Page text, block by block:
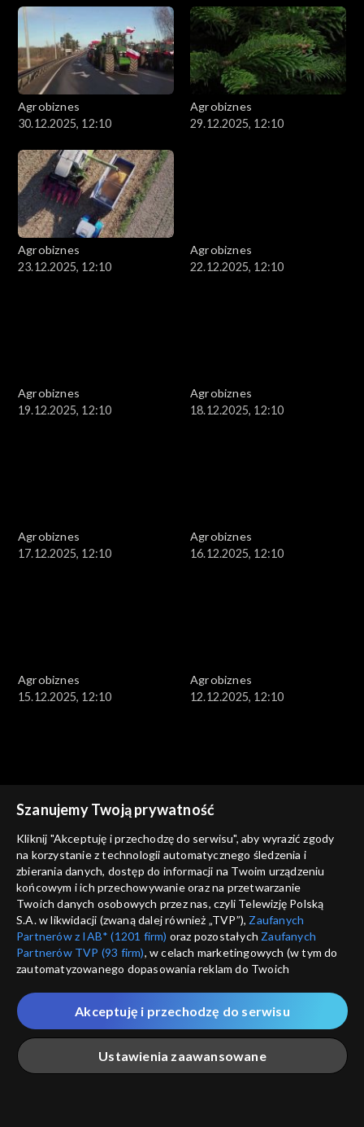
Agrobiznes
30.12.2025, 12:10
Agrobiznes
29.12.2025, 12:10
Agrobiznes
23.12.2025, 12:10
Agrobiznes
22.12.2025, 12:10
Agrobiznes
19.12.2025, 12:10
Agrobiznes
18.12.2025, 12:10
Agrobiznes
17.12.2025, 12:10
Agrobiznes
16.12.2025, 12:10
Agrobiznes
15.12.2025, 12:10
Agrobiznes
12.12.2025, 12:10
11.12.2025, 12:10
10.12.2025, 12:10
Agrobiznes
Agrobiznes
Szanujemy Twoją prywatność
Kliknij "Akceptuję i przechodzę do serwisu", aby wyrazić zgody
na korzystanie z technologii automatycznego śledzenia i
zbierania danych, dostęp do informacji na Twoim urządzeniu
końcowym i ich przechowywanie oraz na przetwarzanie
Twoich danych osobowych przez nas, czyli Telewizję Polską
S.A. w likwidacji (zwaną dalej również „TVP”), Zaufanych
Partnerów z IAB* (1201 firm) oraz pozostałych Zaufanych
Partnerów TVP (93 firm), w celach marketingowych (w tym do
zautomatyzowanego dopasowania reklam do Twoich
które wskazujemy poniżej, a także zgody na udostępnianie
przez nas identyfikatora PPID do Google.
Twoje dane osobowe zbierane podczas odwiedzania przez
Ciebie naszych
poszczególnych serwisówzwanych dalej
„Portalem”, w tym informacje zapisywane za pomocą
Ustawienia zaawansowane
Akceptuję i przechodzę do serwisu